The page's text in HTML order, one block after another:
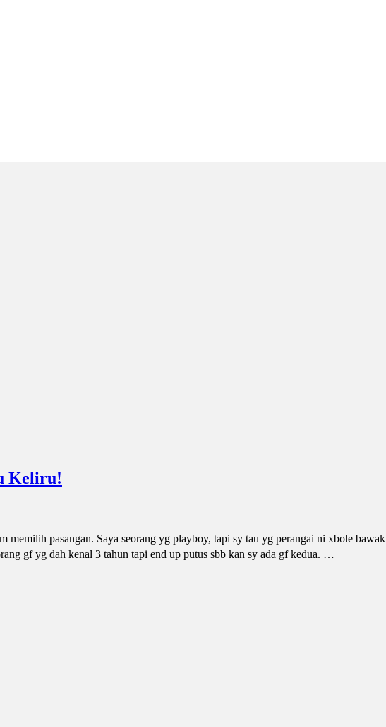
Keliru!
memilih pasangan. Saya seorang yg playboy, tapi sy tau yg perangai ni xbole bawak
gf yg dah kenal 3 tahun tapi end up putus sbb kan sy ada gf kedua. …